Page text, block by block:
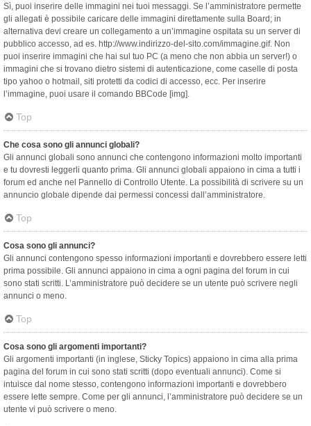
Sì, puoi inserire delle immagini nei tuoi messaggi. Se l’amministratore permette
gli allegati è possibile caricare delle immagini direttamente sulla Board; in
alternativa devi creare un collegamento a un’immagine ospitata su un server di
pubblico accesso, ad es. http://www.indirizzo-del-sito.com/immagine.gif. Non
puoi inserire immagini che hai sul tuo PC (a meno che non abbia un server!) o
immagini che si trovano dietro sistemi di autenticazione, come caselle di posta
tipo yahoo o hotmail, siti protetti da codici di accesso, ecc. Per inserire
l’immagine, puoi usare il comando BBCode [img].
Top
Che cosa sono gli annunci globali?
Gli annunci globali sono annunci che contengono informazioni molto importanti
e tu dovresti leggerli quanto prima. Gli annunci globali appaiono in cima a tutti i
forum ed anche nel Pannello di Controllo Utente. La possibilità di scrivere su un
annuncio globale dipende dai permessi concessi dall’amministratore.
Top
Cosa sono gli annunci?
Gli annunci contengono spesso informazioni importanti e dovrebbero essere letti
prima possibile. Gli annunci appaiono in cima a ogni pagina del forum in cui
sono stati scritti. L’amministratore può decidere se un utente può scrivere negli
annunci o meno.
Top
Cosa sono gli argomenti importanti?
Gli argomenti importanti (in inglese, Sticky Topics) appaiono in cima alla prima
pagina del forum in cui sono stati scritti (dopo eventuali annunci). Come si
intuisce dal nome stesso, contengono informazioni importanti e dovrebbero
essere lette sempre. Come per gli annunci, l’amministratore può decidere se un
utente vi può scrivere o meno.